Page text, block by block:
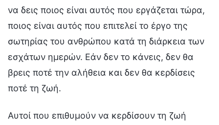
να δεις ποιος είναι αυτός που εργάζεται τώρα,
ποιος είναι αυτός που επιτελεί το έργο της
σωτηρίας του ανθρώπου κατά τη διάρκεια των
εσχάτων ημερών. Εάν δεν το κάνεις, δεν θα
βρεις ποτέ την αλήθεια και δεν θα κερδίσεις
ποτέ τη ζωή.
Αυτοί που επιθυμούν να κερδίσουν τη ζωή